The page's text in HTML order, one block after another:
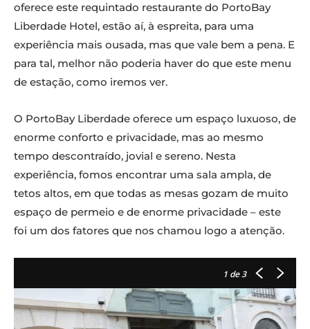
oferece este requintado restaurante do PortoBay
Liberdade Hotel, estão aí, à espreita, para uma
experiência mais ousada, mas que vale bem a pena. E
para tal, melhor não poderia haver do que este menu
de estação, como iremos ver.
O PortoBay Liberdade oferece um espaço luxuoso, de
enorme conforto e privacidade, mas ao mesmo
tempo descontraído, jovial e sereno. Nesta
experiência, fomos encontrar uma sala ampla, de
tetos altos, em que todas as mesas gozam de muito
espaço de permeio e de enorme privacidade – este
foi um dos fatores que nos chamou logo a atenção.
1 de 3